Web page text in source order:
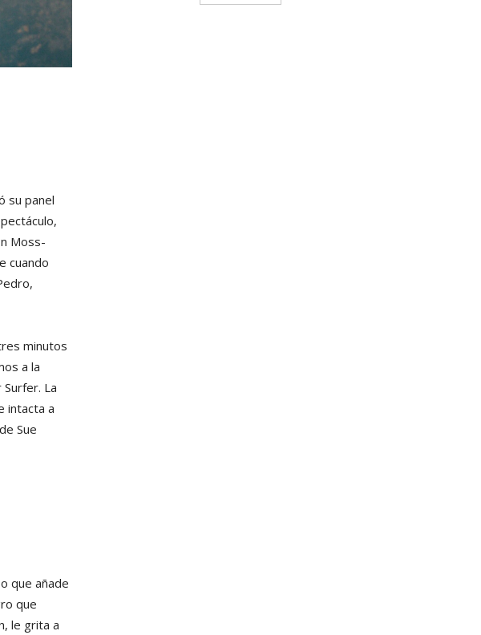
su panel
Moss-
cuando
minutos
a la
La
intacta a
Sue
que añade
que
le grita a